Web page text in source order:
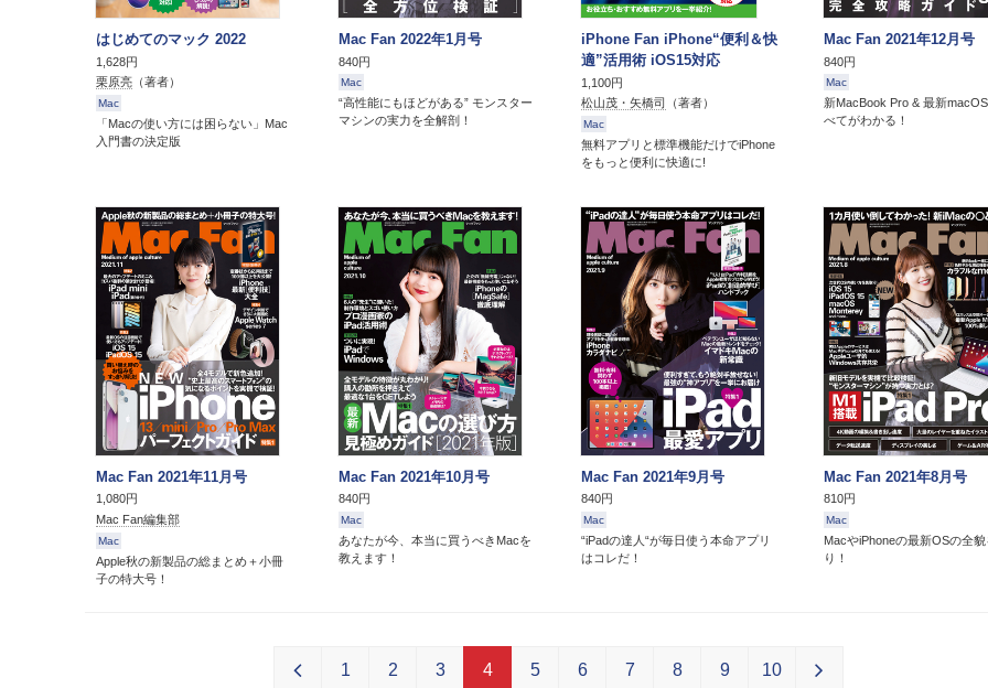
はじめてのマック 2022
1,628円
栗原亮 （著者）
Mac
「Macの使い方には困らない」Mac
入門書の決定版
Mac Fan 2022年1月号
840円
Mac
“高性能にもほどがある” モンスター
マシンの実力を全解剖！
iPhone Fan iPhone“便利＆快
適”活用術 iOS15対応
1,100円
松山茂・矢橋司
（著者）
Mac
無料アプリと標準機能だけでiPhone
をもっと便利に快適に!
Mac Fan 2021年12月号
840円
Mac
新MacBook Pro & 最新
べてがわかる！
Mac Fan 2021年11月号
1,080円
Mac Fan編集部
Mac
Apple秋の新製品の総まとめ＋小冊
子の特大号！
Mac Fan 2021年10月号
840円
Mac
あなたが今、本当に買うべきMacを
教えます！
Mac Fan 2021年9月号
840円
Mac
“iPadの達人“が毎日使う本命アプリ
はコレだ！
Mac Fan 2021年8月号
810円
Mac
MacやiPhoneの最新OSの全
り！
1 2 3 4 5 6 7 8 9 10